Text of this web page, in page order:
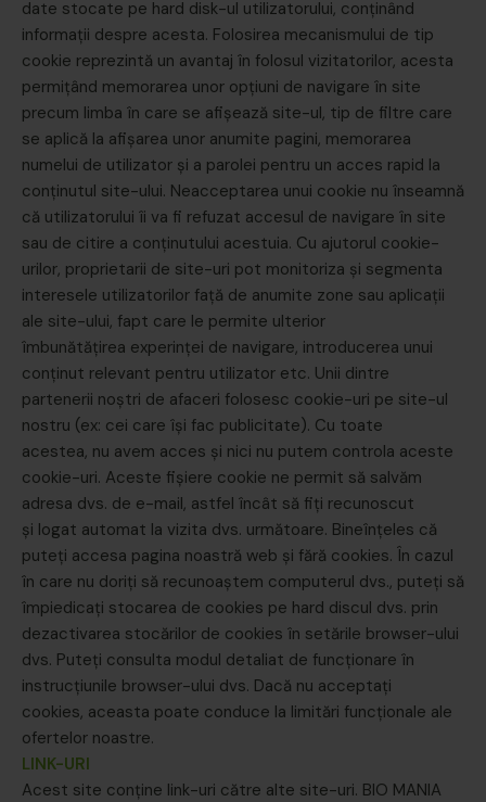
date stocate pe hard disk-ul utilizatorului, conţinând
informaţii despre acesta. Folosirea mecanismului de tip
cookie reprezintă un avantaj în folosul vizitatorilor, acesta
permiţând memorarea unor opţiuni de navigare în site
precum limba în care se afişează site-ul, tip de filtre care
se aplică la afişarea unor anumite pagini, memorarea
numelui de utilizator şi a parolei pentru un acces rapid la
conţinutul site-ului. Neacceptarea unui cookie nu înseamnă
că utilizatorului îi va fi refuzat accesul de navigare în site
sau de citire a conţinutului acestuia. Cu ajutorul cookie-
urilor, proprietarii de site-uri pot monitoriza şi segmenta
interesele utilizatorilor faţă de anumite zone sau aplicaţii
ale site-ului, fapt care le permite ulterior
îmbunătăţirea experinţei de navigare, introducerea unui
conţinut relevant pentru utilizator etc. Unii dintre
partenerii noştri de afaceri folosesc cookie-uri pe site-ul
nostru (ex: cei care îşi fac publicitate). Cu toate
acestea, nu avem acces şi nici nu putem controla aceste
cookie-uri. Aceste fișiere cookie ne permit să salvăm
adresa dvs. de e-mail, astfel încât să fiți recunoscut
și logat automat la vizita dvs. următoare. Bineînțeles că
puteți accesa pagina noastră web și fără cookies. În cazul
în care nu doriți să recunoaștem computerul dvs., puteți să
împiedicați stocarea de cookies pe hard discul dvs. prin
dezactivarea stocărilor de cookies în setările browser-ului
dvs. Puteți consulta modul detaliat de funcționare în
instrucțiunile browser-ului dvs. Dacă nu acceptați
cookies, aceasta poate conduce la limitări funcționale ale
ofertelor noastre.
LINK-URI
Acest site conţine link-uri către alte site-uri. BIO MANIA